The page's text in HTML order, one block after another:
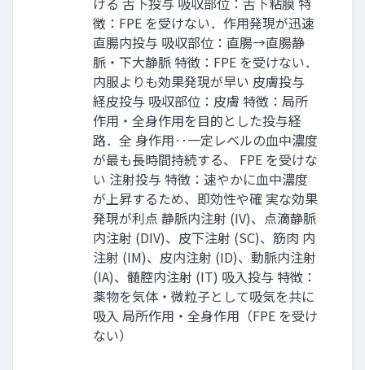
徴：FPE を受けない．作用発現が迅速
直腸内投与 吸収部位：直腸→直腸静
脈・下大静脈 特徴：FPE を受けない．
内服よりも効果発現が早い 皮膚投与
経皮投与 吸収部位：皮膚 特徴：局所
作用・全身作用を目的とした投与経
路．全 身作用‥一定レベルの血中濃度
が最も長時間持続する、 FPE を受けな
い 注射投与 特徴：速やかに血中濃度
が上昇するため、即効性や確 実な効果
発現が利点 静脈内注射 (IV)、点滴静脈
内注射 (DIV)、皮下注射 (SC)、筋肉 内
注射 (IM)、皮内注射 (ID)、動脈内注射
(IA)、髄腔内注射 (IT) 吸入投与 特徴：
薬物を気体・微粒子として吸気を共に
吸入 局所作用・全身作用（FPE を受け
ない）